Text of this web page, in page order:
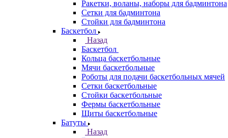
Ракетки, воланы, наборы для бадминтона
Сетки для бадминтона
Стойки для бадминтона
Баскетбол
Назад
Баскетбол
Кольца баскетбольные
Мячи баскетбольные
Роботы для подачи баскетбольных мячей
Сетки баскетбольные
Стойки баскетбольные
Фермы баскетбольные
Щиты баскетбольные
Батуты
Назад